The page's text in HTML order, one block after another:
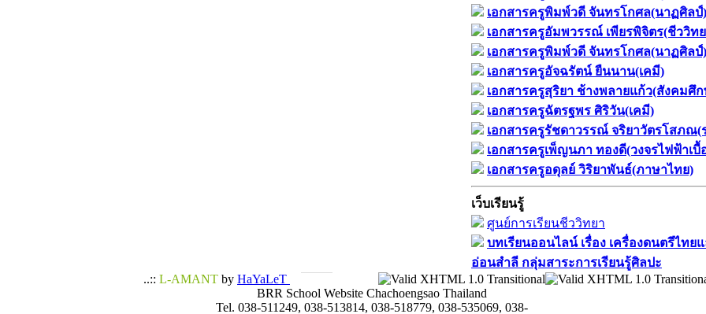
เอกสารครูพิมพ์วดี จันทรโกศล(นาฏศิลป์)
เอกสารครูอัมพวรรณ์ เพียรพิจิตร(ชีววิท
เอกสารครูพิมพ์วดี จันทรโกศล(นาฏศิลป์)
เอกสารครูอัจฉรัตน์ ยืนนาน(เคมี)
เอกสารครูสุริยา ช้างพลายแก้ว(สังคมศึ
เอกสารครูฉัตรฐพร ศิริวัน(เคมี)
เอกสารครูรัชดาวรรณ์ จริยาวัตรโสภณ(
เอกสารครูเพ็ญนภา ทองดี(วงจรไฟฟ้าเบื้
เอกสารครูอดุลย์ วิริยาพันธ์(ภาษาไทย)
เว็บเรียนรู้
ศูนย์การเรียนชีววิทยา
บทเรียนออนไลน์​ เรื่อง​ เครื่องดนตรีไท
อ่อนสำลี​ กลุ่มสาระการเรียนรู้ศิลปะ
..:: L-AMANT by HaYaLeT
BRR School Website Chachoengsao Thailand
Tel. 038-511249, 038-513814, 038-518779, 038-535069, 038-